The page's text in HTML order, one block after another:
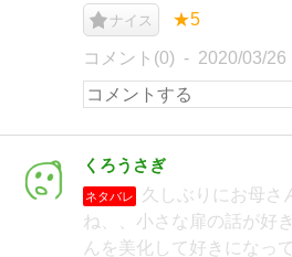
ナイス ★5
コメント(0) 2020/03/26
くろうさぎ
ネタバレ
久しぶりにお母さ
ね、、小さな扉の話が好
んを美化して好きになっ